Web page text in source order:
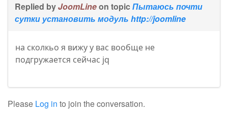
Replied byJoomLineon topic Пытаюсь почти
сутки установить модуль http://joomline
на сколкьо я вижу у вас вообще не
подгружается сейчас jq
Please Log in to join the conversation.